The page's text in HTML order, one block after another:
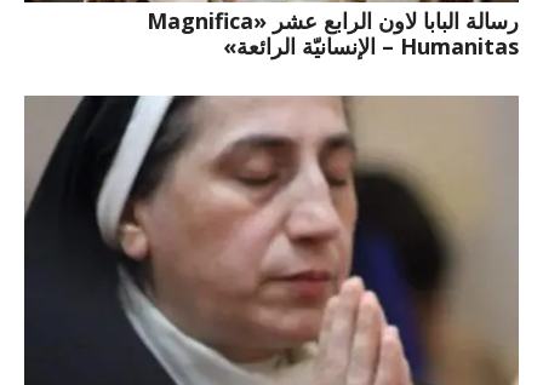
رسالة البابا لاون الرابع عشر «Magnifica
Humanitas – الإنسانيّة الرائعة»